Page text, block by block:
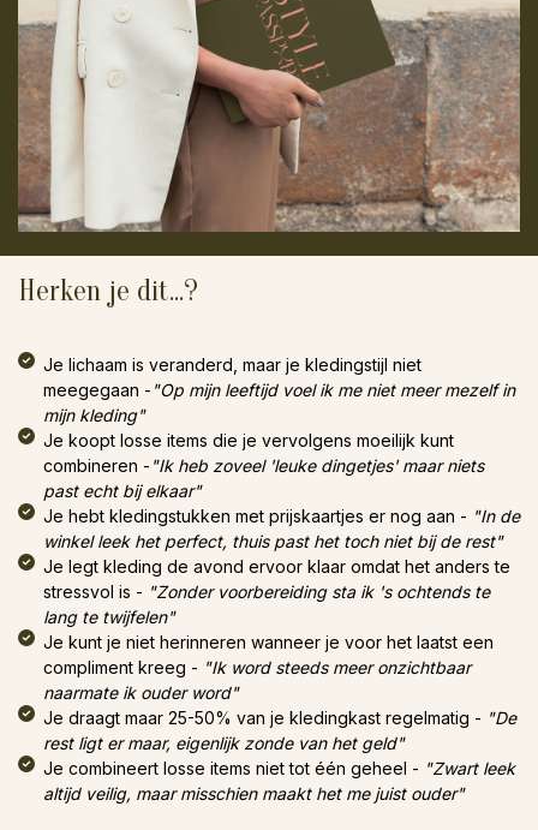
Herken je dit...?
Je lichaam is veranderd, maar je kledingstijl niet
meegegaan - "Op mijn leeftijd voel ik me niet meer mezelf in
mijn kleding"
Je koopt losse items die je vervolgens moeilijk kunt
combineren - "Ik heb zoveel 'leuke dingetjes' maar niets
past echt bij elkaar"
Je hebt kledingstukken met prijskaartjes er nog aan - "In de
winkel leek het perfect, thuis past het toch niet bij de rest"
Je legt kleding de avond ervoor klaar omdat het anders te
stressvol is - "Zonder voorbereiding sta ik 's ochtends te
lang te twijfelen"
Je kunt je niet herinneren wanneer je voor het laatst een
compliment kreeg - "Ik word steeds meer onzichtbaar
naarmate ik ouder word"
Je draagt maar 25-50% van je kledingkast regelmatig - "De
rest ligt er maar, eigenlijk zonde van het geld"
Je combineert losse items niet tot één geheel - "Zwart leek
altijd veilig, maar misschien maakt het me juist ouder"